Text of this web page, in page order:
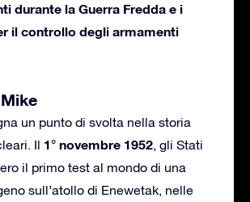
durante la Guerra Fredda e i
il controllo degli armamenti
un punto di svolta nella storia
Il 1° novembre 1952, gli Stati
il primo test al mondo di una
sull’atollo di Enewetak, nelle